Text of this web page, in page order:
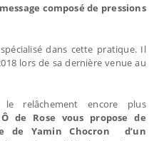
composé de pressions
dans cette pratique. Il
lors de sa dernière venue au
relâchement encore plus
de Rose vous propose de
de Yamin Chocron d’un